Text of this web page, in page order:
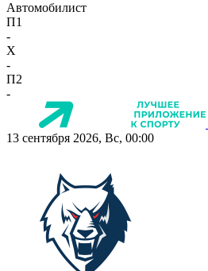
Автомобилист
П1
-
X
-
П2
-
13 сентября 2026, Вс, 00:00